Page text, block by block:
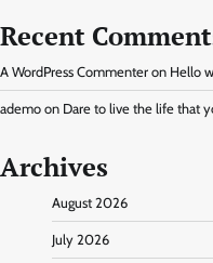
Recent
A WordPress Commenter on Hello
ademo on Dare to live the life that
Archives
August 2026
July 2026